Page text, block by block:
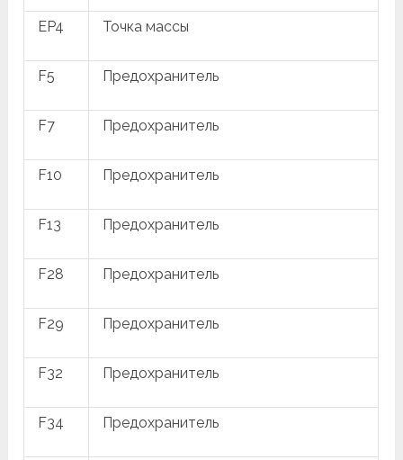
EP4 Точка массы
F5 Предохранитель
F7 Предохранитель
F10 Предохранитель
F13 Предохранитель
F28 Предохранитель
F29 Предохранитель
F32 Предохранитель
F34 Предохранитель